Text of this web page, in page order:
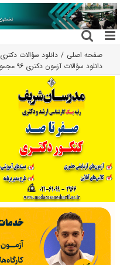
رفتن
به
محتوا
صفحه اصلی دانلود سؤالات دکتری 96
دانلود سؤالات آزمون دکتری ۹۶ مجموعه گردشگری کد ۲۱۷۰